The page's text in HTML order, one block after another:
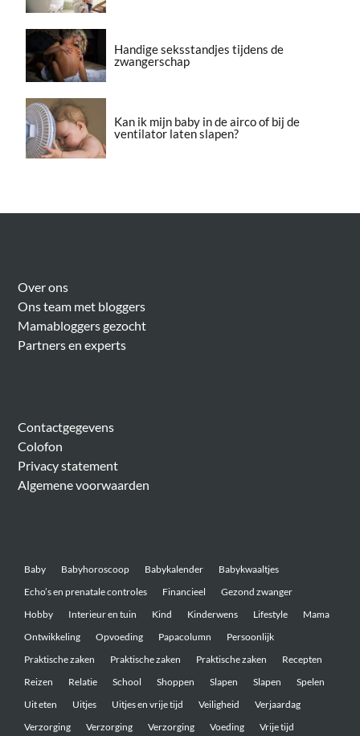
Handige seksstandjes tijdens de
zwangerschap
Kan ik mijn baby in de airco of bij de
ventilator laten slapen?
Over ons
Ons team met bloggers
Mamabloggers gezocht
Partners en experts
Contactgegevens
Colofon
Privacy statement
Algemene voorwaarden
Baby Babyhoroscoop Babykalender
Babykwaaltjes
Echo’s en prenatale controles
Financieel
Gezond zwanger
Hobby
Interieur en tuin Kind Kinderwens Lifestyle
Mama
Ontwikkeling
Opvoeding Papacolumn
Persoonlijk
Praktische zaken
Praktische zaken Praktische zaken
Recepten
Reizen
Relatie School Shoppen Slapen Slapen
Spelen
Uit eten
Uitjes Uitjes en vrije tijd Veiligheid
Verjaardag
Verzorging
Verzorging Verzorging Voeding Vrije tijd